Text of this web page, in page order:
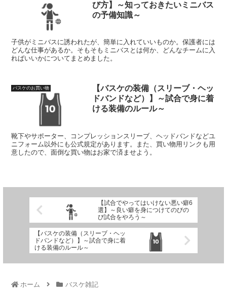
び方】～知っておきたいミニバス
の予備知識～
子供がミニバスに誘われたが、簡単に入れていいものか。保護者には
どんな仕事があるか。そもそもミニバスとは何か、どんなチームに入
ればいいかについてまとめました。
バスケのお買い物
【バスケの装備（スリーブ・ヘッ
ドバンドなど）】～試合で身に着
ける装備のルール～
靴下やサポーター、コンプレッションスリーブ、ヘッドバンドなどユ
ニフォーム以外にも公式規定があります。また、買い物用リンクも用
意したので、面倒な買い物はお家で済ませよう。
【試合でやってはいけない悪い癖6
選】～良い癖を身につけてのびの
び試合をやろう～
【バスケの装備（スリーブ・ヘッ
ドバンドなど）】～試合で身に着
ける装備のルール～
ホーム バスケ雑記